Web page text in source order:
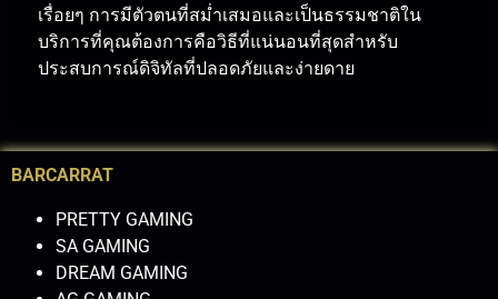
เรื่อยๆ การมีตัวตนที่สม่ำเสมอและเป็นธรรมชาติใน
บริการที่คุณต้องการคือวิธีที่แน่นอนที่สุดสำหรับ
ประสบการณ์ดิจิทัลที่ปลอดภัยและง่ายดาย
BARCARRAT
PRETTY GAMING
SA GAMING
DREAM GAMING